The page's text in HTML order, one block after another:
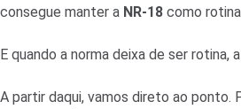
consegue manter a NR-18 como
E quando a norma deixa de ser rotina, a
A partir daqui, vamos direto ao ponto.